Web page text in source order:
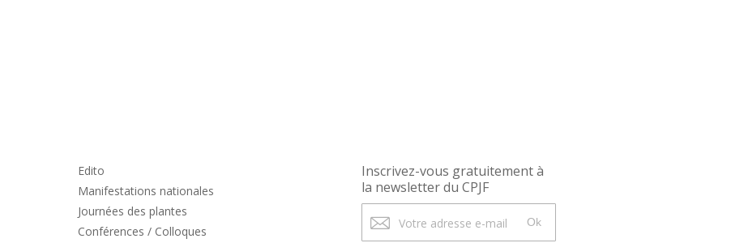
Edito
Manifestations nationales
Journées des plantes
Conférences / Colloques
Inscrivez-vous gratuitement à
la newsletter du CPJF
Ok